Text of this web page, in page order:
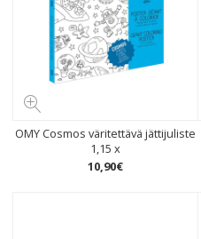
OMY Cosmos väritettävä jättijuliste
1,15 x
10,90€